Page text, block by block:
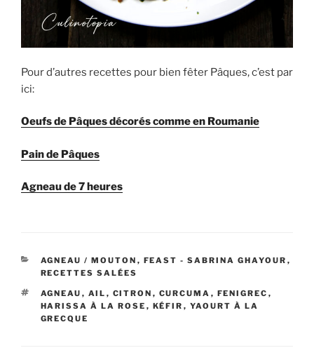
Pour d’autres recettes pour bien fêter Pâques, c’est par
ici:
Oeufs de Pâques décorés comme en Roumanie
Pain de Pâques
Agneau de 7 heures
CATÉGORIES
AGNEAU / MOUTON , FEAST - SABRINA GHAYOUR ,
RECETTES SALÉES
ÉTIQUETTES
AGNEAU , AIL , CITRON , CURCUMA , FENIGREC ,
HARISSA À LA ROSE , KÉFIR , YAOURT À LA
GRECQUE